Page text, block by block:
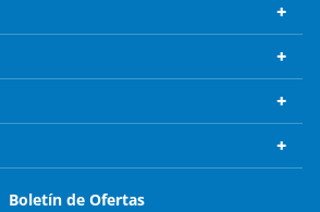
Boletín de Ofertas